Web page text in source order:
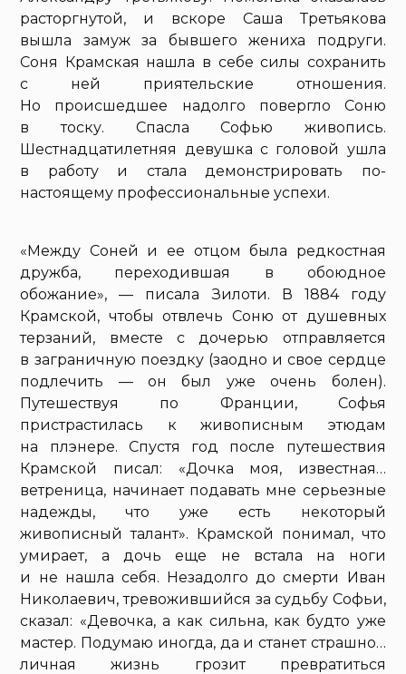
расторгнутой, и вскоре Саша Третьякова
вышла замуж за бывшего жениха подруги.
Соня Крамская нашла в себе силы сохранить
с ней приятельские отношения.
Но происшедшее надолго повергло Соню
в тоску. Спасла Софью живопись.
Шестнадцатилетняя девушка с головой ушла
в работу и стала демонстрировать по-
настоящему профессиональные успехи.
«Между Соней и ее отцом была редкостная
дружба, переходившая в обоюдное
обожание», — писала Зилоти. В 1884 году
Крамской, чтобы отвлечь Соню от душевных
терзаний, вместе с дочерью отправляется
в заграничную поездку (заодно и свое сердце
подлечить — он был уже очень болен).
Путешествуя по Франции, Софья
пристрастилась к живописным этюдам
на плэнере. Спустя год после путешествия
Крамской писал: «Дочка моя, известная…
ветреница, начинает подавать мне серьезные
надежды, что уже есть некоторый
живописный талант». Крамской понимал, что
умирает, а дочь еще не встала на ноги
и не нашла себя. Незадолго до смерти Иван
Николаевич, тревожившийся за судьбу Софьи,
сказал: «Девочка, а как сильна, как будто уже
мастер. Подумаю иногда, да и станет страшно…
личная жизнь грозит превратиться